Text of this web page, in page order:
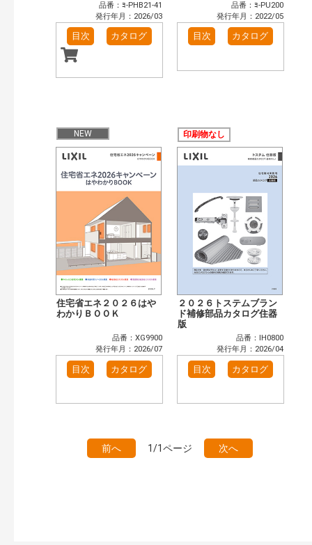
品番：ﾖ-PHB21-41
発行年月：2026/03
目次 カタログ
品番：ﾖ-PU200
発行年月：2022/05
目次 カタログ
NEW
住宅省エネ２０２６はや
わかりＢＯＯＫ
品番：XG9900
発行年月：2026/07
目次 カタログ
印刷物なし
２０２６トステムブラン
ド補修部品カタログ住器
版
品番：IH0800
発行年月：2026/04
目次 カタログ
前へ 1/1ページ 次へ